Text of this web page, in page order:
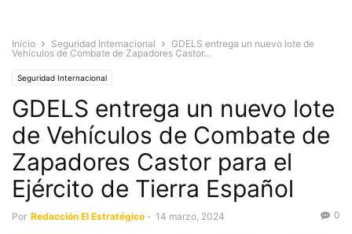
Inicio Seguridad Internacional
GDELS entrega un nuevo lote de
Vehículos de Combate de Zapadores Castor...
Seguridad Internacional
GDELS entrega un nuevo lote
de Vehículos de Combate de
Zapadores Castor para el
Ejército de Tierra Español
Por Redacción El Estratégico - 14 marzo, 2024 0